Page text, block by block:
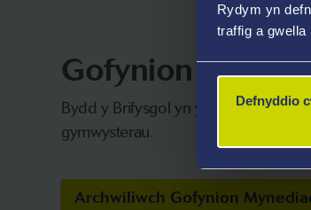
Rydym yn
traffig a gwella
Defnyddio
Gofynion
Bydd y Brifysgol yn ystyried
gymwysterau.
Archwiliwch Gofynion